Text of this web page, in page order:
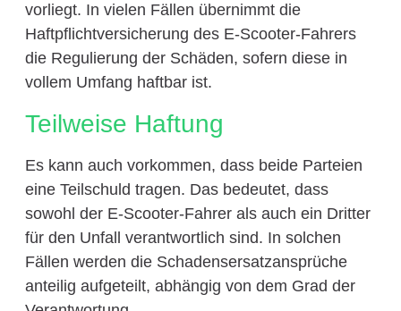
vorliegt. In vielen Fällen übernimmt die
Haftpflichtversicherung des E-Scooter-Fahrers
die Regulierung der Schäden, sofern diese in
vollem Umfang haftbar ist.
Teilweise Haftung
Es kann auch vorkommen, dass beide Parteien
eine Teilschuld tragen. Das bedeutet, dass
sowohl der E-Scooter-Fahrer als auch ein Dritter
für den Unfall verantwortlich sind. In solchen
Fällen werden die Schadensersatzansprüche
anteilig aufgeteilt, abhängig von dem Grad der